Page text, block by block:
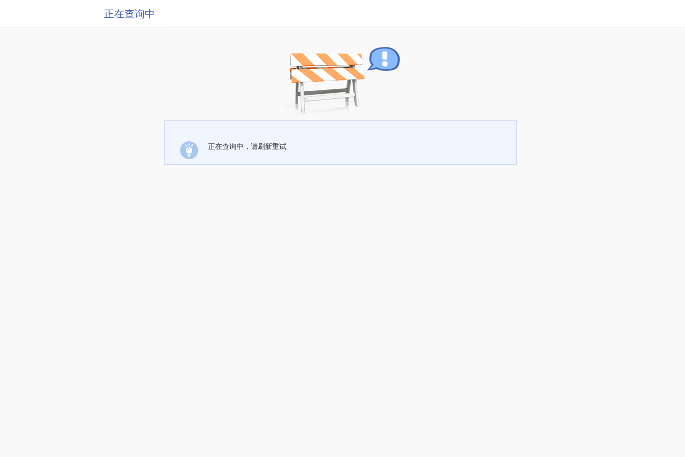
正在查询中
正在查询中，请刷新重试